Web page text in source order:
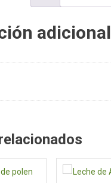
adicional